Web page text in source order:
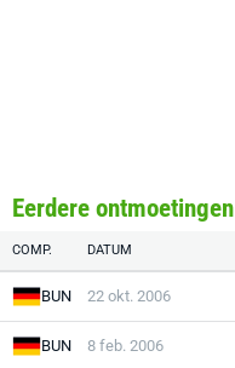
Eerdere ontmoetingen
COMP. DATUM
BUN 22 okt. 2006
BUN 8 feb. 2006